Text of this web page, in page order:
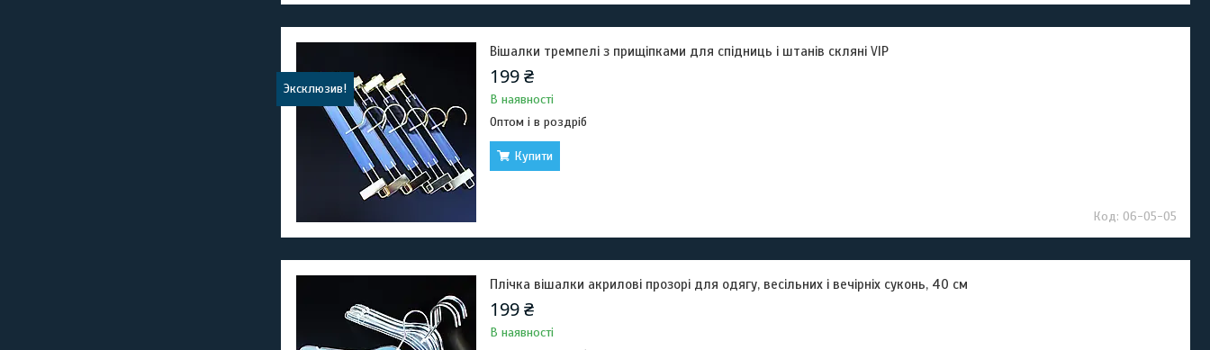
Эксклюзив!
Вішалки тремпелі з прищіпками для спідниць і штанів скляні VIP
199 ₴
В наявності
Оптом і в роздріб
Купити
06-05-05
Плічка вішалки акрилові прозорі для одягу, весільних і вечірніх суконь, 40 см
199 ₴
В наявності